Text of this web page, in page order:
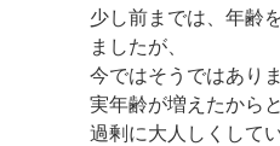
少し前までは、年齢
ましたが、
今ではそうではあり
実年齢が増えたから
過剰に大人しくして